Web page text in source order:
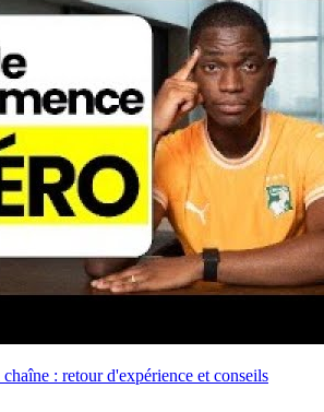
: retour d'expérience et conseils